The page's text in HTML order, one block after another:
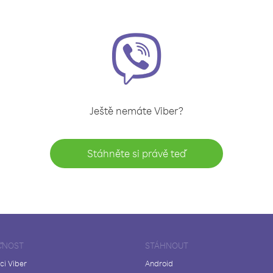
Ještě nemáte Viber?
Stáhněte si právě teď
Viber
STÁHNOUT
Android